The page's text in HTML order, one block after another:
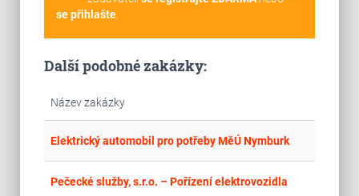
se přihlašte.
Další podobné zakázky:
Název zakázky
Elektrický automobil pro potřeby MěÚ Nymburk
Pečecké služby, s.r.o. – Pořízení elektrovozidla